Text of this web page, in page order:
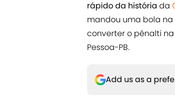
rápido da história da
mandou uma bola
converter o pênalti
Pessoa-PB.
Add us as a